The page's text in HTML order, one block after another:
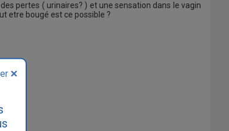
pertes ( urinaires? ) et une sensation dans le vagin
etre bougé est ce possible ?